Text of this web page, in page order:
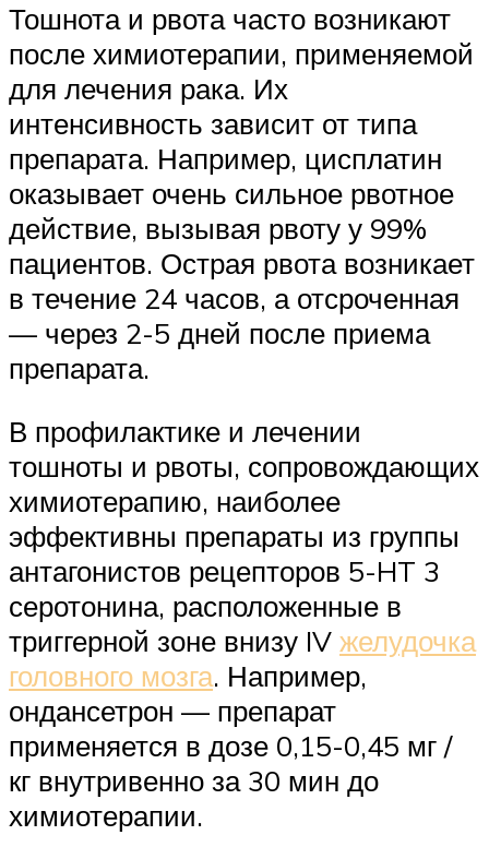
Тошнота и рвота часто возникают
после химиотерапии, применяемой
для лечения рака. Их
интенсивность зависит от типа
препарата. Например, цисплатин
оказывает очень сильное рвотное
действие, вызывая рвоту у 99%
пациентов. Острая рвота возникает
в течение 24 часов, а отсроченная
— через 2-5 дней после приема
препарата.
В профилактике и лечении
тошноты и рвоты, сопровождающих
химиотерапию, наиболее
эффективны препараты из группы
антагонистов рецепторов 5-HT 3
серотонина, расположенные в
триггерной зоне внизу IV желудочка
головного мозга. Например,
ондансетрон — препарат
применяется в дозе 0,15-0,45 мг /
кг внутривенно за 30 мин до
химиотерапии.